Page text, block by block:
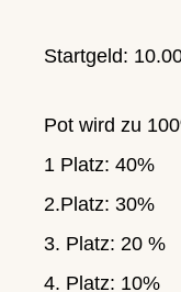
Startgeld:
Pot wird zu
1 Platz: 40%
2.Platz: 30%
3. Platz: 20 %
4. Platz: 10%